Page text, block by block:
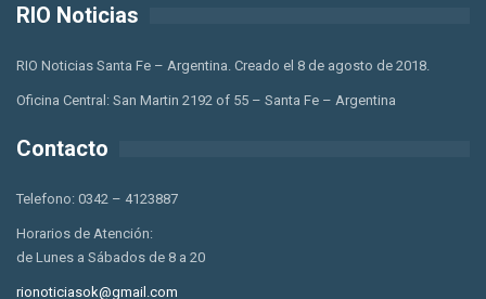
RIO Noticias
RIO Noticias Santa Fe – Argentina. Creado el 8 de agosto de 2018.
Oficina Central: San Martin 2192 of 55 – Santa Fe – Argentina
Contacto
Telefono: 0342 – 4123887
Horarios de Atención:
de Lunes a Sábados de 8 a 20
rionoticiasok@gmail.com